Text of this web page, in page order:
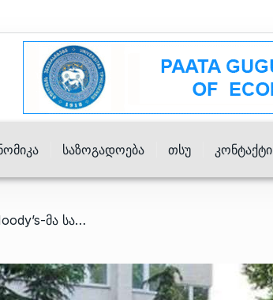
Საზოგადოება Თსუ Კონტაქტი
/ სარეიტინგო სააგენტო Moody’s-მა საქართველოს სუვერენული საკრედიტო რეიტინგის პერსპექტივა ნეგატიურიდან სტაბილურამდე გააუმჯობესა, ხოლო რეიტინგი კვლავ Ba2 დონეზე შეაფასა